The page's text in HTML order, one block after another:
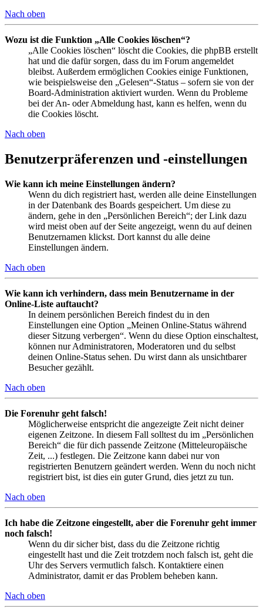
Nach oben
Wozu ist die Funktion „Alle Cookies löschen“?
„Alle Cookies löschen“ löscht die Cookies, die phpBB erstellt
hat und die dafür sorgen, dass du im Forum angemeldet
bleibst. Außerdem ermöglichen Cookies einige Funktionen,
wie beispielsweise den „Gelesen“-Status – sofern sie von der
Board-Administration aktiviert wurden. Wenn du Probleme
bei der An- oder Abmeldung hast, kann es helfen, wenn du
die Cookies löscht.
Nach oben
Benutzerpräferenzen und -einstellungen
Wie kann ich meine Einstellungen ändern?
Wenn du dich registriert hast, werden alle deine Einstellungen
in der Datenbank des Boards gespeichert. Um diese zu
ändern, gehe in den „Persönlichen Bereich“; der Link dazu
wird meist oben auf der Seite angezeigt, wenn du auf deinen
Benutzernamen klickst. Dort kannst du alle deine
Einstellungen ändern.
Nach oben
Wie kann ich verhindern, dass mein Benutzername in der
Online-Liste auftaucht?
In deinem persönlichen Bereich findest du in den
Einstellungen eine Option „Meinen Online-Status während
dieser Sitzung verbergen“. Wenn du diese Option einschaltest,
können nur Administratoren, Moderatoren und du selbst
deinen Online-Status sehen. Du wirst dann als unsichtbarer
Besucher gezählt.
Nach oben
Die Forenuhr geht falsch!
Möglicherweise entspricht die angezeigte Zeit nicht deiner
eigenen Zeitzone. In diesem Fall solltest du im „Persönlichen
Bereich“ die für dich passende Zeitzone (Mitteleuropäische
Zeit, ...) festlegen. Die Zeitzone kann dabei nur von
registrierten Benutzern geändert werden. Wenn du noch nicht
registriert bist, ist dies ein guter Grund, dies jetzt zu tun.
Nach oben
Ich habe die Zeitzone eingestellt, aber die Forenuhr geht immer
noch falsch!
Wenn du dir sicher bist, dass du die Zeitzone richtig
eingestellt hast und die Zeit trotzdem noch falsch ist, geht die
Uhr des Servers vermutlich falsch. Kontaktiere einen
Administrator, damit er das Problem beheben kann.
Nach oben